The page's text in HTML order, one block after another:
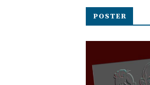
POSTER